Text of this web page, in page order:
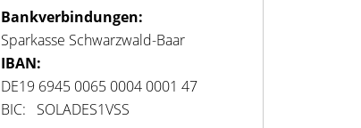
Bankverbindungen:
Sparkasse Schwarzwald-Baar
IBAN:
DE19 6945 0065 0004 0001 47
BIC: SOLADES1VSS